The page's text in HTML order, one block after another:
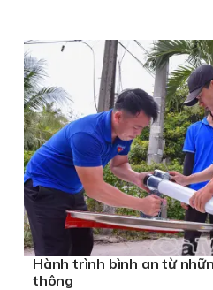
Hành trình bình an từ
thông